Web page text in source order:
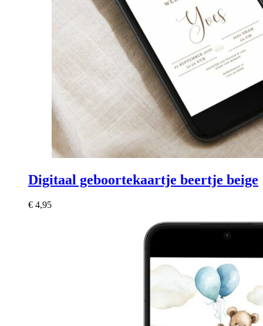
Digitaal geboortekaartje beertje beige
€ 4,95